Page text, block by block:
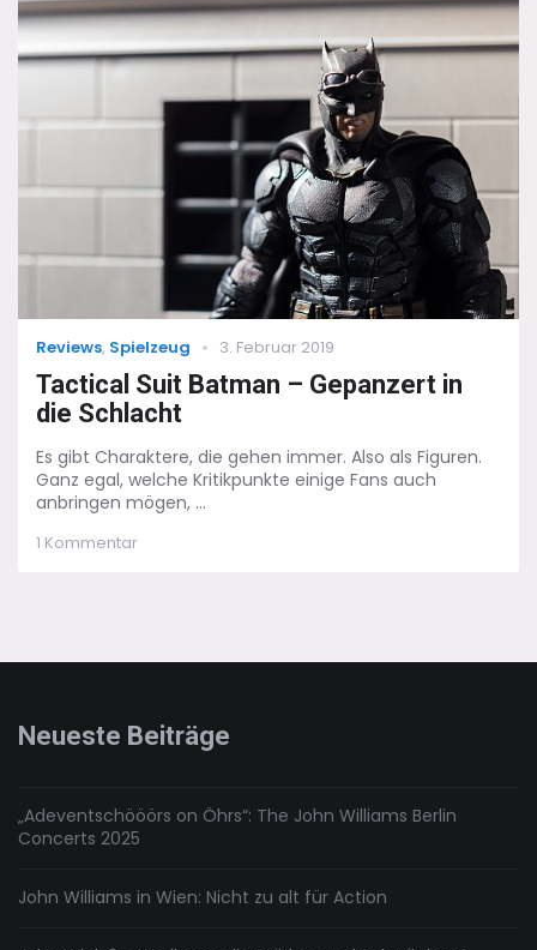
oder
sticht
er
nicht?
Categories
Reviews, Spielzeug
Posted
3. Februar 2019
Tactical Suit Batman – Gepanzert in
die Schlacht
Es gibt Charaktere, die gehen immer. Also als Figuren.
Ganz egal, welche Kritikpunkte einige Fans auch
anbringen mögen, ...
1 Kommentarzu
Neueste Beiträge
„Adeventschööörs on Öhrs“: The John Williams Berlin
Concerts 2025
John Williams in Wien: Nicht zu alt für Action